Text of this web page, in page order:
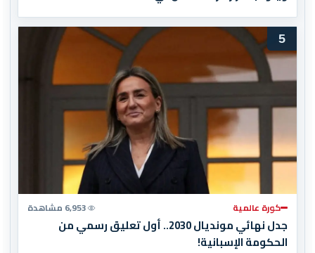
5
كورة عالمية 6,953 مشاهدة
جدل نهائي مونديال 2030.. أول تعليق رسمي من
الحكومة الإسبانية!